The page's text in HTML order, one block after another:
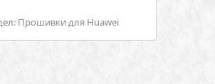
Прошивки для Huawei